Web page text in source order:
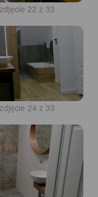
zdjęcie 22 z 33
zdjęcie 24 z 33